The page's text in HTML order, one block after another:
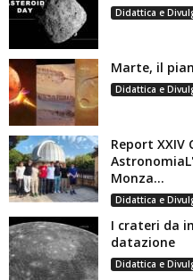
Didattica e
Marte, il
Didattica e
Report
Monza...
Didattica e
I crateri da
datazione
Didattica e